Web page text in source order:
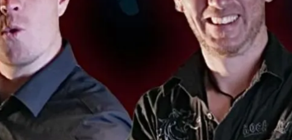
&
Vollbildkarte
Barrierefreiheit im
Chiemgau G'schichten